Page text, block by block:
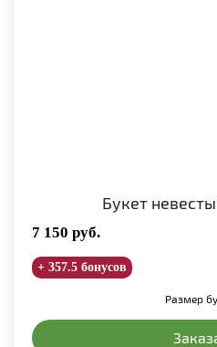
Букет
7 150 руб.
+ 357.5 бонусов
Размер